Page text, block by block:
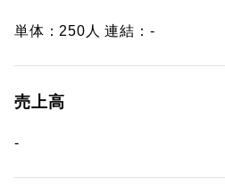
単体：250人 連結：-
売上高
-